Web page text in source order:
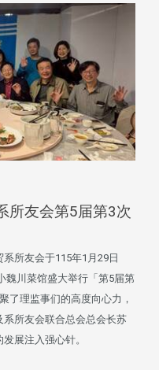
所友会第5届第3次
所友会于115年1月29日
魏川菜馆盛大举行「第5届第
了理监事们的高度向心力，
所友会联合总会总会长苏
展注入强心针。